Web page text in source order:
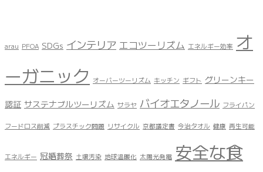
arau PFOA SDGs インテリア エコツーリズム エネルギー効率 オ
ーガニック オーバーツーリズム キッチン ギフト グリーンキー
認証 サステナブルツーリズム サラヤ バイオエタノール フライパン
フードロス削減 プラスチック問題 リサイクル 京都議定書 今治タオル 健康 再生可能
エネルギー 冠婚葬祭 土壌汚染 地球温暖化 太陽光発電 安全な食